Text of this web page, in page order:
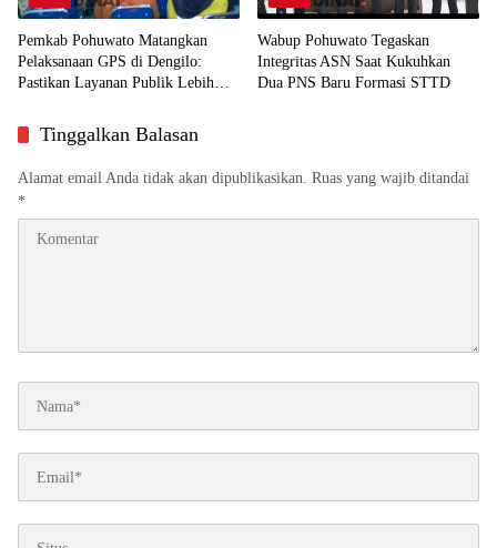
Pemkab Pohuwato Matangkan
Pelaksanaan GPS di Dengilo:
Pastikan Layanan Publik Lebih
Wabup Pohuwato Tegaskan
Integritas ASN Saat Kukuhkan
Dua PNS Baru Formasi STTD
Tinggalkan Balasan
Alamat email Anda tidak akan dipublikasikan. Ruas yang wajib ditandai
*